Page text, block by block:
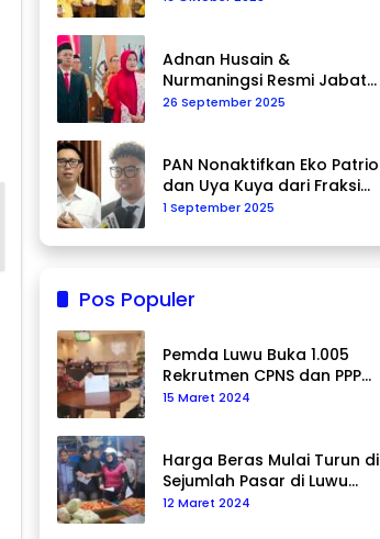
Adnan Husain &
Nurmaningsi Resmi Jabat
Komisioner KPU Palopo
26 September 2025
PAN Nonaktifkan Eko Patrio
dan Uya Kuya dari Fraksi
DPR RI
1 September 2025
Pos Populer
Pemda Luwu Buka 1.005
Rekrutmen CPNS dan PPPK
Tahun 2024
15 Maret 2024
Harga Beras Mulai Turun di
Sejumlah Pasar di Luwu
Utara
12 Maret 2024